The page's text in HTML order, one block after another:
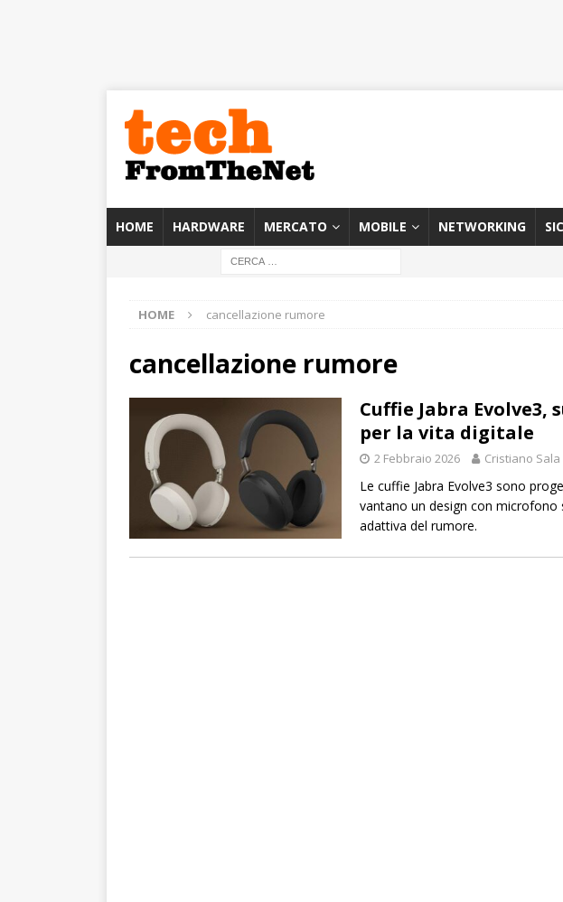
HOME HARDWARE MERCATO MOBILE NETWORKING
HOME cancellazione rumore
cancellazione rumore
Cuffie Jabra
per la vita digitale
2 Febbraio 2026 Cristiano Sala
Le cuffie Jabra Evolve3 sono
vantano un design con microfono
adattiva del rumore.